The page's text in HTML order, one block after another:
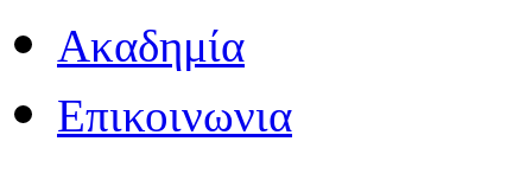
Ακαδημία
Επικοινωνια